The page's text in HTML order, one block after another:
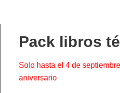
Pack libros
Solo hasta el 4 de
aniversario